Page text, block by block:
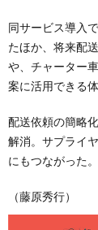
同サービス導入
たほか、将来配
や、チャーター
案に活用できる
配送依頼の簡略
解消。サプライ
にもつながった。
（藤原秀行）